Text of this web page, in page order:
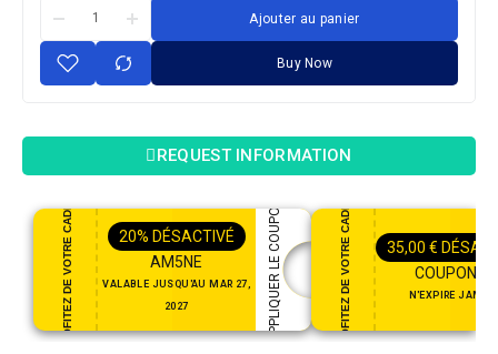
Ajouter au panier
Buy Now
REQUEST INFORMATION
PROFITEZ DE VOTRE CADEAU 20% DÉSACTIVÉ
AM5NE
VALABLE JUSQU'AU MAR 27,
2027
APPLIQUER LE COUPON PROFITEZ DE VOTRE CADEAU 35,00 €
COUPON35
N'EXPIRE